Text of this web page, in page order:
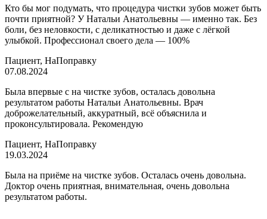
Кто бы мог подумать, что процедура чистки зубов может быть
почти приятной? У Натальи Анатольевны — именно так. Без
боли, без неловкости, с деликатностью и даже с лёгкой
улыбкой. Профессионал своего дела — 100%
Пациент, НаПоправку
07.08.2024
Была впервые с на чистке зубов, осталась довольна
результатом работы Натальи Анатольевны. Врач
доброжелательный, аккуратный, всё объяснила и
проконсультировала. Рекомендую
Пациент, НаПоправку
19.03.2024
Была на приёме на чистке зубов. Осталась очень довольна.
Доктор очень приятная, внимательная, очень довольна
результатом работы.